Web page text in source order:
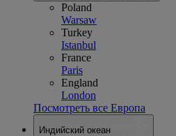
Poland
Warsaw
Turkey
Istanbul
France
Paris
England
London
Посмотреть все Европа
Индийский океан